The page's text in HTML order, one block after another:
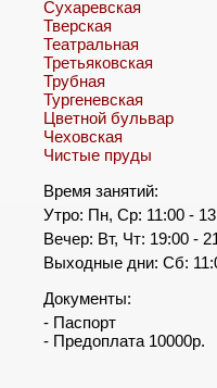
Сухаревская
Тверская
Театральная
Третьяковская
Трубная
Тургеневская
Цветной бульвар
Чеховская
Чистые пруды
Время занятий:
Утро: Пн, Ср: 11:00 -
Вечер: Вт, Чт: 19:00 -
Выходные дни: Сб:
Документы:
- Паспорт
- Предоплата 10000р.